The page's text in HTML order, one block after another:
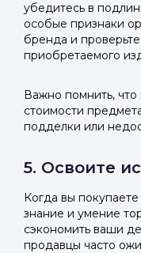
убедитесь в
особые признаки
бренда и
приобретаемого
Важно помнить, что
стоимости
подделки или
5. Освоите
Когда вы
знание и умение
сэкономить ваши
продавцы часто